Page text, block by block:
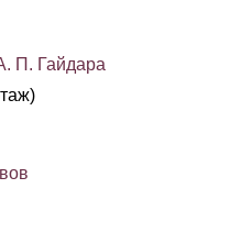
П. Гайдара